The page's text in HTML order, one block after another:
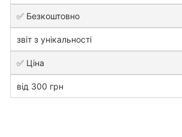
✅ Безкоштовно
звіт з унікальності
✅ Ціна
від 300 грн